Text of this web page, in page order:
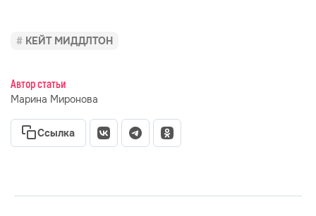
КЕЙТ МИДДЛТОН
Автор статьи
Марина Миронова
Ссылка